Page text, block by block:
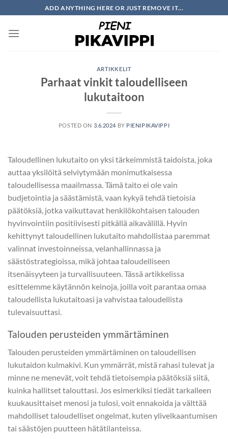
to
content
ADD ANYTHING HERE OR JUST REMOVE IT...
ARTIKKELIT
Parhaat vinkit taloudelliseen
lukutaitoon
POSTED ON 3.6.2024 BY PIENIPIKAVIPPI
Taloudellinen lukutaito on yksi tärkeimmistä taidoista, joka
auttaa yksilöitä selviytymään monimutkaisessa
taloudellisessa maailmassa. Tämä taito ei ole vain
budjetointia ja säästämistä, vaan kykyä tehdä tietoisia
päätöksiä, jotka vaikuttavat henkilökohtaisen talouden
hyvinvointiin positiivisesti pitkällä aikavälillä. Hyvin
kehittynyt taloudellinen lukutaito mahdollistaa paremmat
valinnat investoinneissa, velanhallinnassa ja
säästöstrategioissa, mikä johtaa taloudelliseen
itsenäisyyteen ja turvallisuuteen. Tässä artikkelissa
esittelemme käytännön keinoja, joilla voit parantaa omaa
taloudellista lukutaitoasi ja vahvistaa taloudellista
tulevaisuuttasi.
Talouden perusteiden ymmärtäminen
Talouden perusteiden ymmärtäminen on taloudellisen
lukutaidon kulmakivi. Kun ymmärrät, mistä rahasi tulevat ja
minne ne menevät, voit tehdä tietoisempia päätöksiä siitä,
kuinka hallitset talouttasi. Jos esimerkiksi tiedät tarkalleen
kuukausittaiset menosi ja tulosi, voit ennakoida ja välttää
mahdolliset taloudelliset ongelmat, kuten ylivelkaantumisen
tai säästöjen puutteen hätätilanteissa.